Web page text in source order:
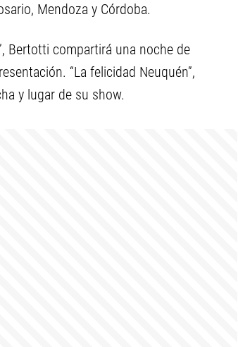
Mendoza y Córdoba.
Bertotti compartirá una noche de
“La felicidad Neuquén”,
y lugar de su show.